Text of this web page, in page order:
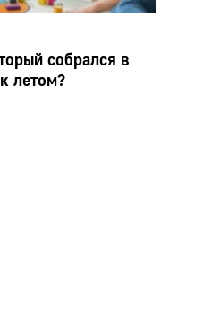
собрался в
летом?